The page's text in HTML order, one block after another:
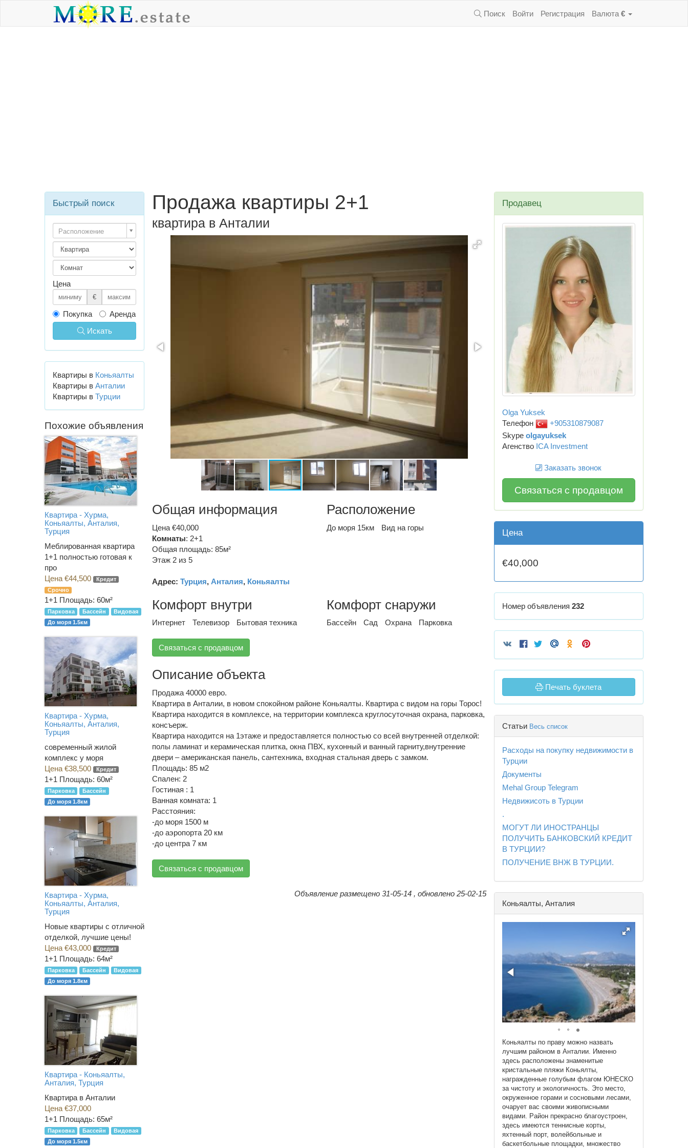
Поиск Войти Регистрация Валюта €
Продажа квартиры 2+1
квартира в Анталии
Общая информация
Цена €40,000
Комнаты: 2+1
Общая площадь: 85м²
Этаж 2 из 5
Адрес: Турция, Анталия, Коньяалты
Расположение
До моря 15км Вид на горы
Комфорт внутри
Интернет Телевизор Бытовая техника
Комфорт снаружи
Бассейн Сад Охрана Парковка
Связаться с продавцом
Описание объекта
Продажа 40000 евро.
Квартира в Анталии, в новом спокойном районе Коньяалты. Квартира с видом на горы Торос!
Квартира находится в комплексе, на территории комплекса круглосуточная охрана, парковка,
консъерж.
Квартира находится на 1этаже и предоставляется полностью со всей внутренней отделкой:
полы ламинат и керамическая плитка, окна ПВХ, кухонный и ванный гарниту,внутренние
двери – американская панель, сантехника, входная стальная дверь с замком.
Площадь: 85 м2
Спален: 2
Гостиная : 1
Ванная комната: 1
Расстояния:
-до моря 1500 м
-до аэропорта 20 км
-до центра 7 км
Связаться с продавцом
Объявление размещено 31-05-14 , обновлено 25-02-15
Продавец
Olga Yuksek
Телефон
+905310879087
Skype olgayuksek
Агенство ICA Investment
Заказать звонок
Связаться с продавцом
Цена
€40,000
Номер объявления 232
Печать буклета
Статьи Весь список
Расходы на покупку недвижимости в
Турции
Документы
Mehal Group Telegram
Недвижисоть в Турции
.
МОГУТ ЛИ ИНОСТРАНЦЫ
ПОЛУЧИТЬ БАНКОВСКИЙ КРЕДИТ
В ТУРЦИИ?
ПОЛУЧЕНИЕ ВНЖ В ТУРЦИИ.
Коньяалты, Анталия
Коньяалты по праву можно назвать
лучшим районом в Анталии. Именно
здесь расположены знаменитые
кристальные пляжи Коньялты,
награжденные голубым флагом ЮНЕСКО
за чистоту и экологичность. Это место,
окруженное горами и сосновыми лесами,
очарует вас своими живописными
видами. Район прекрасно благоустроен,
здесь имеются теннисные корты,
яхтенный порт, волейбольные и
баскетбольные площадки, множество
Быстрый поиск
Расположение
Цена
€
Покупка
Аренда
Искать
Квартиры в Коньяалты
Квартиры в Анталии
Квартиры в Турции
Похожие объявления
Квартира - Хурма,
Коньяалты, Анталия,
Турция
Меблированная квартира
1+1 полностью готовая к
про
Цена €44,500
Кредит
Срочно
1+1 Площадь: 60м²
Парковка Бассейн
Видовая
До моря 1.5км
Квартира - Хурма,
Коньяалты, Анталия,
Турция
современный жилой
комплекс у моря
Цена €38,500
Кредит
1+1 Площадь: 60м²
Парковка
Бассейн
До моря 1.8км
Квартира - Хурма,
Коньяалты, Анталия,
Турция
Новые квартиры с отличной
отделкой, лучшие цены!
Цена €43,000
Кредит
1+1 Площадь: 64м²
Парковка Бассейн
Видовая
До моря 1.8км
Квартира - Коньяалты,
Анталия, Турция
Квартира в Анталии
Цена €37,000
1+1 Площадь: 65м²
Парковка Бассейн
Видовая
До моря 1.5км